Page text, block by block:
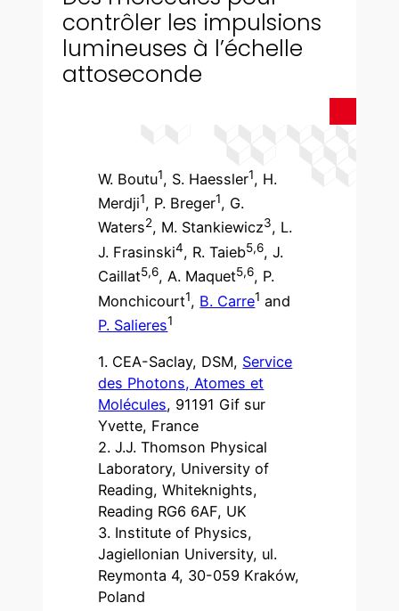
contrôler les impulsions
lumineuses à l’échelle
attoseconde
W. Boutu1, S. Haessler1, H.
Merdji1, P. Breger1, G.
Waters2, M. Stankiewicz3, L.
J. Frasinski4, R. Taieb5,6, J.
Caillat5,6, A. Maquet5,6, P.
Monchicourt1, B. Carre1 and
P. Salieres1
1. CEA-Saclay, DSM, Service
des Photons, Atomes et
Molécules, 91191 Gif sur
Yvette, France
2. J.J. Thomson Physical
Laboratory, University of
Reading, Whiteknights,
Reading RG6 6AF, UK
3. Institute of Physics,
Jagiellonian University, ul.
Reymonta 4, 30-059 Kraków,
Poland